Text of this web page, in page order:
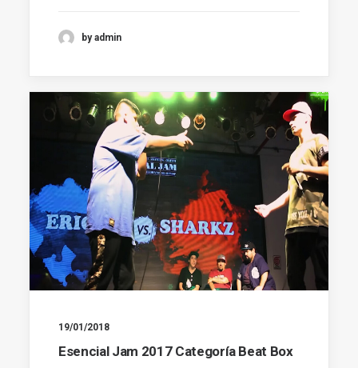
by admin
19/01/2018
Esencial Jam 2017 Categoría Beat Box